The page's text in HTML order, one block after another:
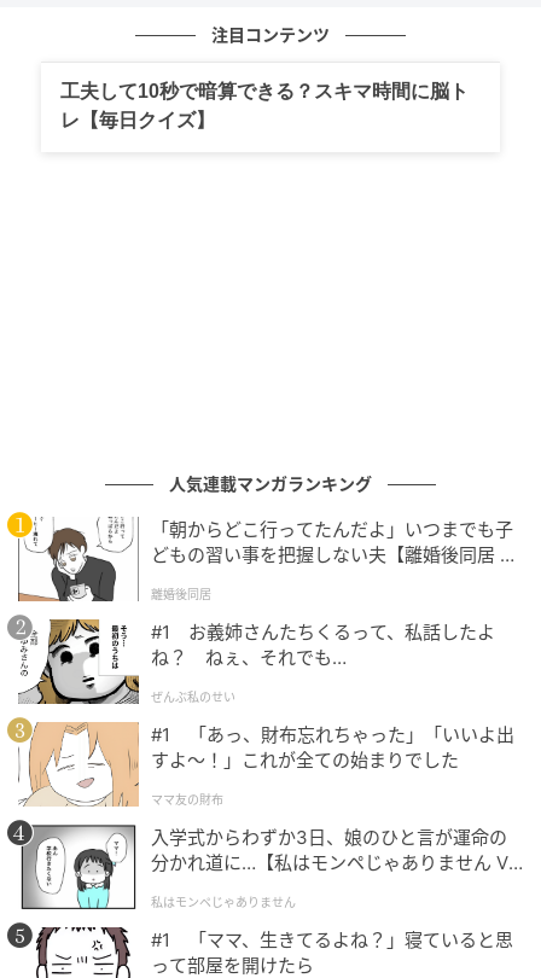
キムチ…80g
しょうゆ…小さじ1と1/2
ゴマ油…小さじ2
こしょう…少々
今回は分量を半分にして1人分作ります。
【作り方】
1.
サバ缶は汁気をきって粗くほぐします。
注目コンテンツ
工夫して10秒で暗算できる？スキマ時間に脳ト
レ【毎日クイズ】
人気連載マンガランキング
「朝からどこ行ってたんだよ」いつまでも子
どもの習い事を把握しない夫【離婚後同居 Vo
離婚後同居
#1 お義姉さんたちくるって、私話したよ
ね？ ねぇ、それでも…
ぜんぶ私のせい
#1 「あっ、財布忘れちゃった」「いいよ出
すよ〜！」これが全ての始まりでした
ママ友の財布
入学式からわずか3日、娘のひと言が運命の
分かれ道に…【私はモンペじゃありません Vo
私はモンペじゃありません
#1 「ママ、生きてるよね？」寝ていると思
って部屋を開けたら